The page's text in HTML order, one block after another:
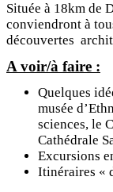
Située à 18km de
conviendront à
découvertes
A voir/à faire :
Quelques
musée
sciences, le
Cathédrale
Excursions
Itinéraires «